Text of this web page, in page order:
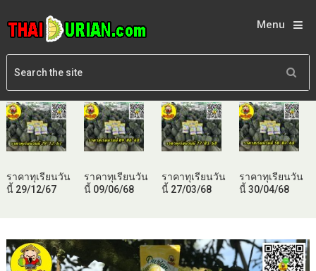
Menu
ราคาทุเรียนวัน
นี้ 29/12/67
ราคาทุเรียนวัน
นี้ 09/06/68
ราคาทุเรียนวัน
นี้ 27/03/68
ราคาทุเรียนวัน
นี้ 30/04/68